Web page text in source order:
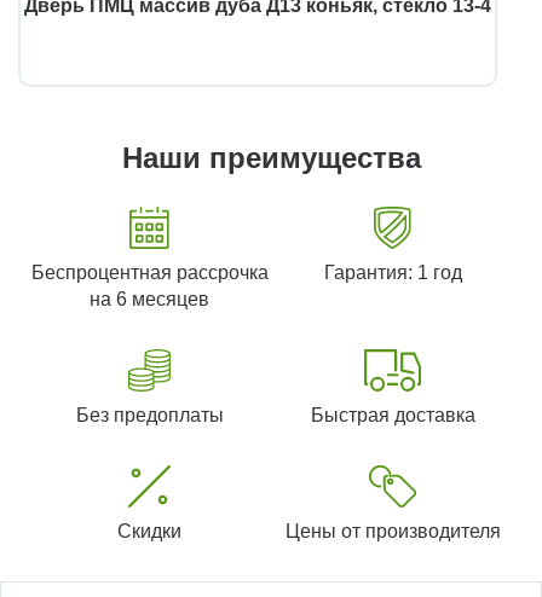
Дверь ПМЦ массив дуба Д13 коньяк, стекло 13-4
Наши преимущества
Беспроцентная рассрочка
на 6 месяцев
Гарантия: 1 год
Без предоплаты Быстрая доставка
Скидки Цены от производителя